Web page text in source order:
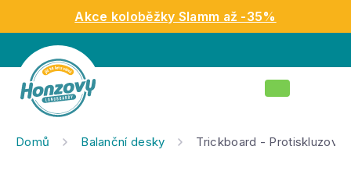
obsah
Akce koloběžky Slamm až -35%
Nákupní
Domů Balanční desky Trickboard - Protiskluzová